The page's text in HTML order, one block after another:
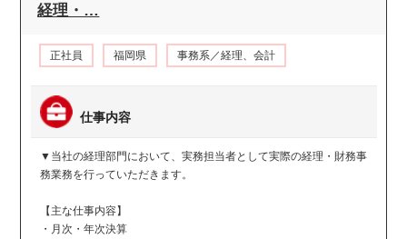
経理・…
正社員 福岡県 事務系／経理、会計
仕事内容
▼当社の経理部門において、実務担当者として実際の経理・財務事
務業務を行っていただきます。
【主な仕事内容】
・月次・年次決算